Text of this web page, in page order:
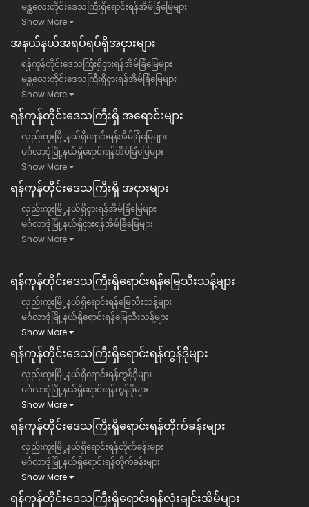
မန္တလေးတိုင်းဒေသကြီးရှိရောင်းရန်အိမ်ခြံမြေများ
Show More
အနယ်နယ်အရပ်ရပ်ရှိအငှားများ
ရန်ကုန်တိုင်းဒေသကြီးရှိငှားရန်အိမ်ခြံမြေများ
မန္တလေးတိုင်းဒေသကြီးရှိငှားရန်အိမ်ခြံမြေများ
Show More
ရန်​ကုန်တိုင်းဒေသကြီး​ရှိ အရောင်းများ
လှည်းကူးမြို့နယ်ရှိရောင်းရန်အိမ်ခြံမြေများ
မင်္ဂလာဒုံမြို့နယ်ရှိရောင်းရန်အိမ်ခြံမြေများ
Show More
ရန်​ကုန်တိုင်းဒေသကြီး​ရှိ အငှားများ
လှည်းကူးမြို့နယ်ရှိငှားရန်အိမ်ခြံမြေများ
မင်္ဂလာဒုံမြို့နယ်ရှိငှားရန်အိမ်ခြံမြေများ
Show More
ရန်ကုန်တိုင်းဒေသကြီး​ရှိရောင်းရန်မြေသီးသန့်များ
လှည်းကူးမြို့နယ်ရှိရောင်းရန်မြေသီးသန့်များ
မင်္ဂလာဒုံမြို့နယ်ရှိရောင်းရန်မြေသီးသန့်များ
Show More
ရန်ကုန်တိုင်းဒေသကြီး​ရှိရောင်းရန်ကွန်ဒိုများ
လှည်းကူးမြို့နယ်ရှိရောင်းရန်ကွန်ဒိုများ
မင်္ဂလာဒုံမြို့နယ်ရှိရောင်းရန်ကွန်ဒိုများ
Show More
ရန်ကုန်တိုင်းဒေသကြီး​ရှိရောင်းရန်တိုက်ခန်းများ
လှည်းကူးမြို့နယ်ရှိရောင်းရန်တိုက်ခန်းများ
မင်္ဂလာဒုံမြို့နယ်ရှိရောင်းရန်တိုက်ခန်းများ
Show More
ရန်ကုန်တိုင်းဒေသကြီး​ရှိရောင်းရန်လုံးချင်းအိမ်များ